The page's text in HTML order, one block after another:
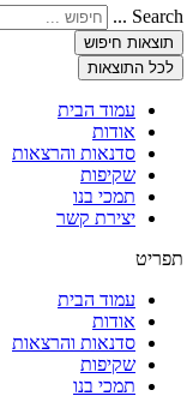
Search ...
תוצאות חיפוש
לכל התוצאות
עמוד הבית
אודות
סדנאות והרצאות
שקיפות
תמכי בנו
יצירת קשר
תפריט
עמוד הבית
אודות
סדנאות והרצאות
שקיפות
תמכי בנו